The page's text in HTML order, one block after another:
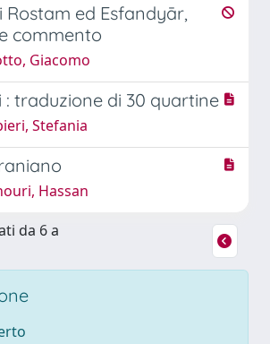
Rostam ed Esfandyār,
commento
Giacomo
: traduzione di 30 quartine
Stefania
Hassan
da 6 a